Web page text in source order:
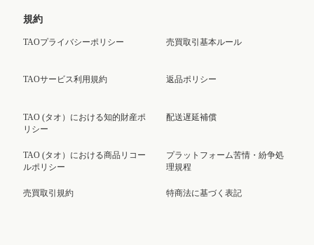
規約
TAOプライバシーポリシー
TAOサービス利用規約
TAO (タオ）における知的財産ポ
リシー
TAO (タオ）における商品リコー
ルポリシー
売買取引規約
売買取引基本ルール
返品ポリシー
配送遅延補償
プラットフォーム苦情・紛争処
理規程
特商法に基づく表記